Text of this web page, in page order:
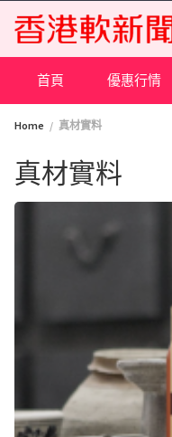
content
首頁 優惠行情
Home 真材實料
真材實料